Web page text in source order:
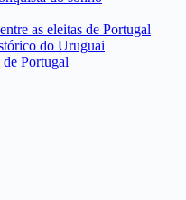
as eleitas de Portugal
do Uruguai
Portugal